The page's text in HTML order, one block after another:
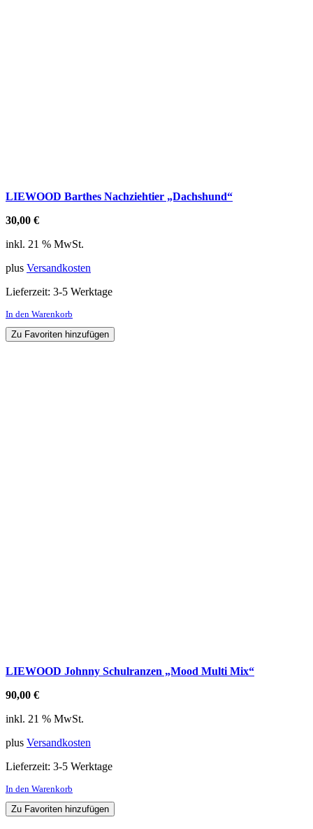
LIEWOOD Barthes Nachziehtier „Dachshund“
30,00 €
inkl. 21 % MwSt.
plus Versandkosten
Lieferzeit: 3-5 Werktage
In den Warenkorb
Zu Favoriten hinzufügen
LIEWOOD Johnny Schulranzen „Mood Multi Mix“
90,00 €
inkl. 21 % MwSt.
plus Versandkosten
Lieferzeit: 3-5 Werktage
In den Warenkorb
Zu Favoriten hinzufügen